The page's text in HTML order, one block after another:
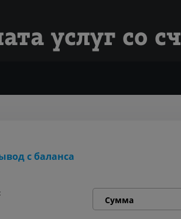
услуг со
с баланса